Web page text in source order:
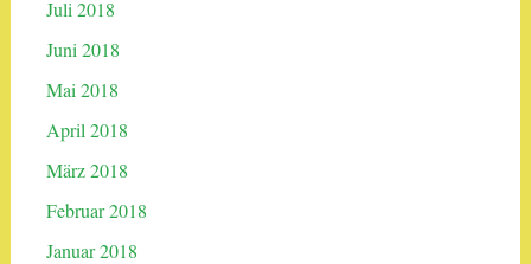
Juli 2018
Juni 2018
Mai 2018
April 2018
März 2018
Februar 2018
Januar 2018